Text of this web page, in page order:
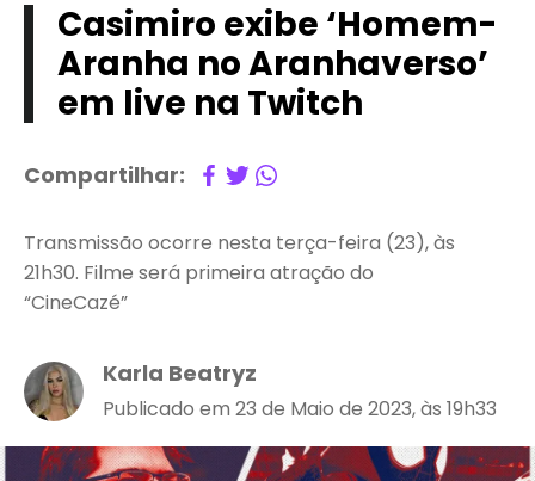
Casimiro exibe ‘Homem-
Aranha no Aranhaverso’
em live na Twitch
Compartilhar:
Transmissão ocorre nesta terça-feira (23), às
21h30. Filme será primeira atração do
“CineCazé”
Karla Beatryz
Publicado em 23 de Maio de 2023, às 19h33